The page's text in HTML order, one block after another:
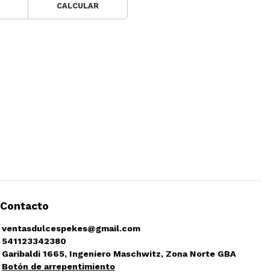
CALCULAR
Contacto
ventasdulcespekes@gmail.com
541123342380
Garibaldi 1665, Ingeniero Maschwitz, Zona Norte GBA
Botón de arrepentimiento